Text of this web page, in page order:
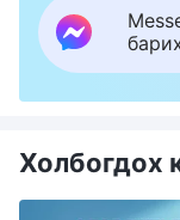
Холбогдох